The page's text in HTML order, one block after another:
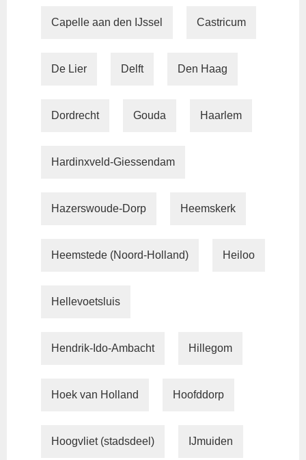
Capelle aan den IJssel Castricum
De Lier Delft Den Haag
Dordrecht Gouda Haarlem
Hardinxveld-Giessendam
Hazerswoude-Dorp Heemskerk
Heemstede (Noord-Holland) Heiloo
Hellevoetsluis
Hendrik-Ido-Ambacht Hillegom
Hoek van Holland Hoofddorp
Hoogvliet (stadsdeel) IJmuiden